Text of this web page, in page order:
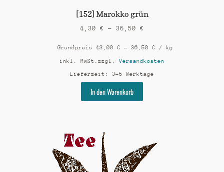
[152] Marokko grün
4,30 € – 36,50 €
Grundpreis 43,00 € – 36,50 € / kg
inkl. MwSt. zzgl.Versandkosten
Lieferzeit: 3-5 Werktage
In den Warenkorb
auf.
Die